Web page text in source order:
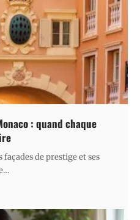
: quand chaque
de prestige et ses
…